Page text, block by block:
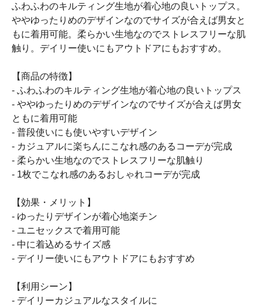
ふわふわのキルティング生地が着心地の良いトップス。
ややゆったりめのデザインなのでサイズが合えば男女と
もに着用可能。柔らかい生地なのでストレスフリーな肌
触り。デイリー使いにもアウトドアにもおすすめ。
【商品の特徴】
- ふわふわのキルティング生地が着心地の良いトップス
- ややゆったりめのデザインなのでサイズが合えば男女
ともに着用可能
- 普段使いにも使いやすいデザイン
- カジュアルに楽ちんにこなれ感のあるコーデが完成
- 柔らかい生地なのでストレスフリーな肌触り
- 1枚でこなれ感のあるおしゃれコーデが完成
【効果・メリット】
- ゆったりデザインが着心地楽チン
- ユニセックスで着用可能
- 中に着込めるサイズ感
- デイリー使いにもアウトドアにもおすすめ
【利用シーン】
- デイリーカジュアルなスタイルに